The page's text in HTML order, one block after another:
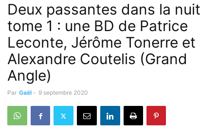
Deux passantes dans la nuit
tome 1 : une BD de Patrice
Leconte, Jérôme Tonerre et
Alexandre Coutelis (Grand
Angle)
Par Gaël - 9 septembre 2020